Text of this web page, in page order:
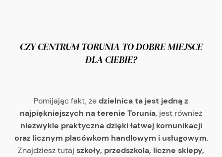
CZY CENTRUM TORUNIA TO DOBRE MIEJSCE
DLA CIEBIE?
Pomijając fakt, żedzielnica ta jest jedną z
najpiękniejszych na terenie Torunia, jest również
niezwykle praktyczna dzięki łatwej komunikacji
oraz licznym placówkom handlowym i usługowym.
Znajdziesz tutaj szkoły, przedszkola, liczne sklepy,